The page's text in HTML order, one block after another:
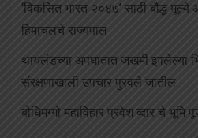
‘विकसित भारत २०४७’ साठी बौद्ध मूल्ये
हिमाचलचे राज्यपाल
थायलंडच्या अपघातात जखमी झालेल्या
संरक्षणाखाली उपचार पुरवले जातील.
बोधिमग्गो महाविहार प्रवेश व्दार चे भूमि